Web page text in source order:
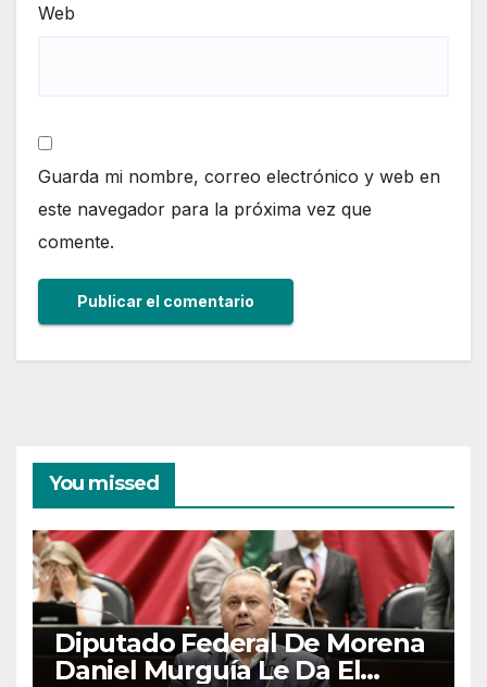
Web
Guarda mi nombre, correo electrónico y web en
este navegador para la próxima vez que
comente.
You missed
Diputado Federal De Morena
Daniel Murguía Le Da El